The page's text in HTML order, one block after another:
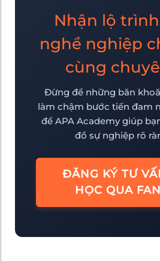
Nhận lộ
nghề nghiệp
cùng
Đừng để những băn
làm chậm bước tiến đam
để APA Academy giúp
đồ sự nghiệp rõ
ĐĂNG KÝ TƯ
HỌC QUA